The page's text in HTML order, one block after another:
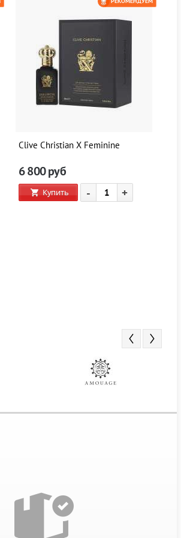
Clive Christian X Feminine
6 800руб
Купить - +